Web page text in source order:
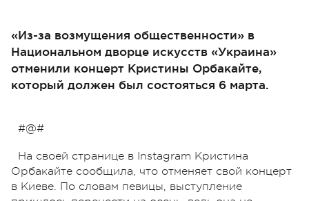
«Из-за возмущения общественности» в
Национальном дворце искусств «Украина»
отменили концерт Кристины Орбакайте,
который должен был состояться 6 марта.
#@#
На своей странице в Instagram Кристина
Орбакайте сообщила, что отменяет свой концерт
в Киеве. По словам певицы, выступление